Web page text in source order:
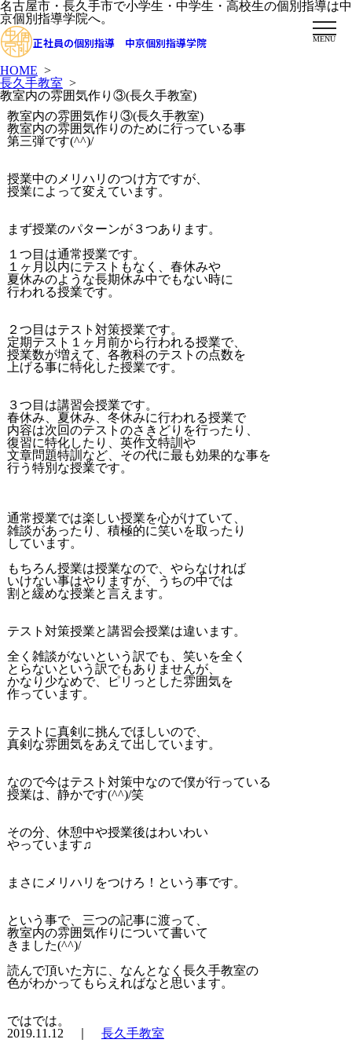
名古屋市・長久手市で小学生・中学生・高校生の個別指導は中
京個別指導学院へ。
正社員の個別指導 中京個別指導学院 MENU
HOME >
長久手教室 >
教室内の雰囲気作り③(長久手教室)
教室内の雰囲気作り③(長久手教室)
教室内の雰囲気作りのために行っている事
第三弾です(^^)/
授業中のメリハリのつけ方ですが、
授業によって変えています。
まず授業のパターンが３つあります。
１つ目は通常授業です。
１ヶ月以内にテストもなく、春休みや
夏休みのような長期休み中でもない時に
行われる授業です。
２つ目はテスト対策授業です。
定期テスト１ヶ月前から行われる授業で、
授業数が増えて、各教科のテストの点数を
上げる事に特化した授業です。
３つ目は講習会授業です。
春休み、夏休み、冬休みに行われる授業で
内容は次回のテストのさきどりを行ったり、
復習に特化したり、英作文特訓や
文章問題特訓など、その代に最も効果的な事を
行う特別な授業です。
通常授業では楽しい授業を心がけていて、
雑談があったり、積極的に笑いを取ったり
しています。
もちろん授業は授業なので、やらなければ
いけない事はやりますが、うちの中では
割と緩めな授業と言えます。
テスト対策授業と講習会授業は違います。
全く雑談がないという訳でも、笑いを全く
とらないという訳でもありませんが、
かなり少なめで、ピリっとした雰囲気を
作っています。
テストに真剣に挑んでほしいので、
真剣な雰囲気をあえて出しています。
なので今はテスト対策中なので僕が行っている
授業は、静かです(^^)/笑
その分、休憩中や授業後はわいわい
やっています♫
まさにメリハリをつけろ！という事です。
という事で、三つの記事に渡って、
教室内の雰囲気作りについて書いて
きました(^^)/
読んで頂いた方に、なんとなく長久手教室の
色がわかってもらえればなと思います。
ではでは。
2019.11.12 ｜ 長久手教室